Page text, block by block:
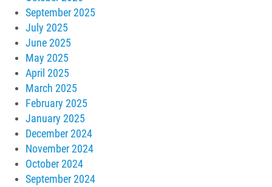
September 2025
July 2025
June 2025
May 2025
April 2025
March 2025
February 2025
January 2025
December 2024
November 2024
October 2024
September 2024